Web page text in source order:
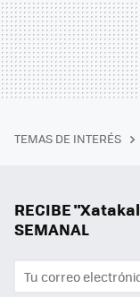
TEMAS DE INTERÉS
RECIBE
SEMANAL